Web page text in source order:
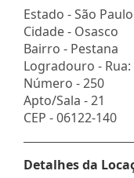
Estado -São Paulo
Cidade - Osasco
Bairro - Pestana
Logradouro -
Número -250
Apto/Sala -21
CEP -06122-140
Detalhes da